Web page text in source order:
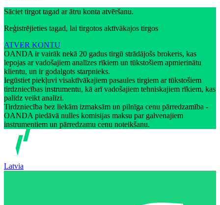
Sāciet tirgot tagad ar ātru konta atvēršanu.
Reģistrējieties tagad, lai tirgotos aktīvākajos tirgos
ATVER KONTU
OANDA ir vairāk nekā 20 gadus tirgū strādājošs brokeris, kas
lepojas ar vadošajiem analīzes rīkiem un tūkstošiem apmierinātu
klientu, un ir godalgots starpnieks.
Iegūstiet piekļuvi visaktīvākajiem pasaules tirgiem ar tūkstošiem
tirdzniecības instrumentu, kā arī vadošajiem tehniskajiem rīkiem, kas
palīdz veikt analīzi.
Tirdzniecība bez liekām izmaksām un pilnīga cenu pārredzamība -
OANDA piedāvā nulles komisijas maksu par galvenajiem
instrumentiem un pārredzamu cenu noteikšanu.
Latvia